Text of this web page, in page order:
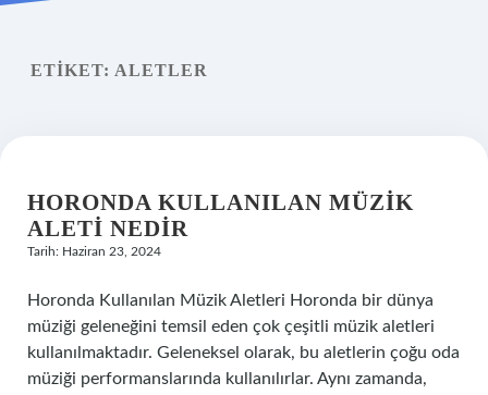
Yasal Uyarı
ETIKET: ALETLER
HORONDA KULLANILAN MÜZIK
ALETI NEDIR
Tarih: Haziran 23, 2024
Horonda Kullanılan Müzik Aletleri Horonda bir dünya
müziği geleneğini temsil eden çok çeşitli müzik aletleri
kullanılmaktadır. Geleneksel olarak, bu aletlerin çoğu oda
müziği performanslarında kullanılırlar. Aynı zamanda,